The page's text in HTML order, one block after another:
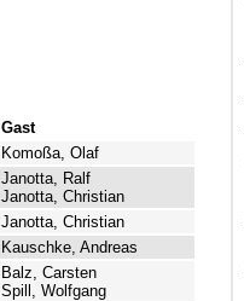
Gast
Komoßa, Olaf
Janotta, Ralf
Janotta, Christian
Janotta, Christian
Kauschke, Andreas
Balz, Carsten
Spill, Wolfgang